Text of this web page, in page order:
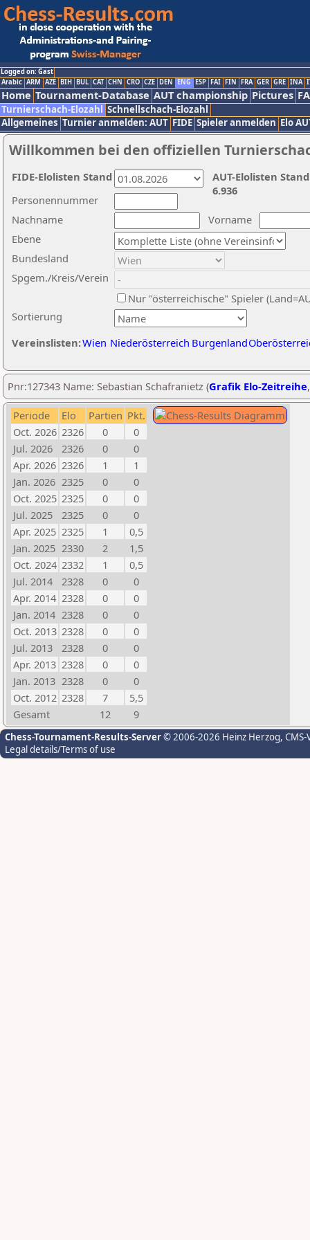
Logged on: Gast
Arabic ARM AZE BIH BUL CAT CHN CRO CZE DEN ENG ESP FAI FIN FRA GER GRE INA
Home Tournament-Database AUT championship Pictures
Turnierschach-Elozahl Schnellschach-Elozahl
Allgemeines Turnier anmelden: AUT FIDE Spieler anmelden Elo
Willkommen bei den offiziellen
Nachname
Vorname
Ebene
Sortierung
Personennummer
Bundesland
Spgem./Kreis/Verein
Nur "österreichische" Spieler
Vereinslisten:Wien Niederösterreich Burgenland
AUT-Elolisten
6.936
FIDE-Elolisten Stand
Pnr:127343 Name: Sebastian Schafranietz (Grafik Elo-Zeitreihe
Periode Elo Partien Pkt.
Oct. 2026 2326 0
0
Jul. 2026
2326 0
0
Apr. 2026 2326 1
1
Jan. 2026 2325 0
0
Oct. 2025 2325 0
0
Jul. 2025
2325 0
0
Apr. 2025 2325 1
0,5
Jan. 2025 2330 2
1,5
Oct. 2024 2332 1
0,5
Jul. 2014
2328 0
0
Apr. 2014 2328 0
0
Jan. 2014 2328 0
0
Oct. 2013 2328 0
0
Jul. 2013
2328 0
0
Apr. 2013 2328 0
0
Jan. 2013 2328 0
0
Oct. 2012 2328 7
5,5
Gesamt
12 9
Chess-Tournament-Results-Server© 2006-2026 Heinz Herzog,
Legal details/Terms of use